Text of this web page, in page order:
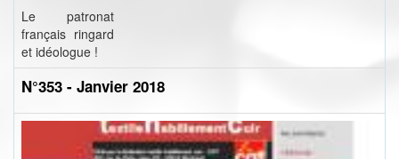
Le patronat
français ringard
et idéologue !
N°353 - Janvier 2018